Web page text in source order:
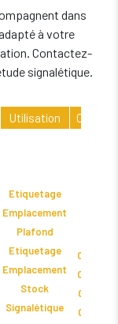
dans
à votre
Contactez-
signalétique.
Utilisation
Etiquetage
Emplacement
Plafond
Etiquetage
Emplacement
Stock
Signalétique
CAB
CAB
CAB
CAB